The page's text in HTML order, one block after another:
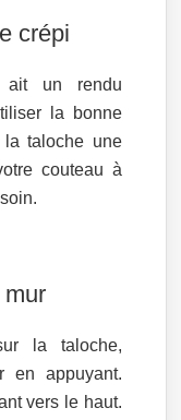
crépi
ait un rendu
la bonne
la taloche une
couteau à
la taloche,
en appuyant.
vers le haut.